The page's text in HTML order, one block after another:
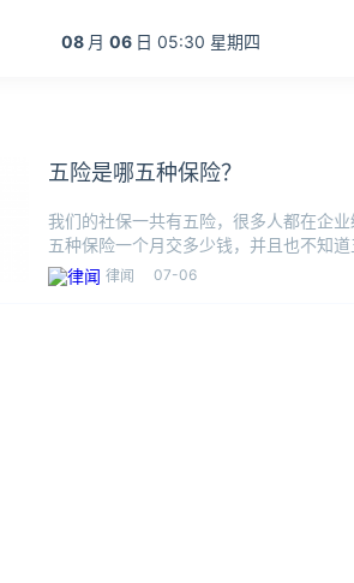
08 月 06 日 05:30 星期四
五险是哪五种保险？
我们的社保一共有五险，很多人都在企
五种保险一个月交多少钱，并且也不知
感兴趣，可以一起
律闻 07-06